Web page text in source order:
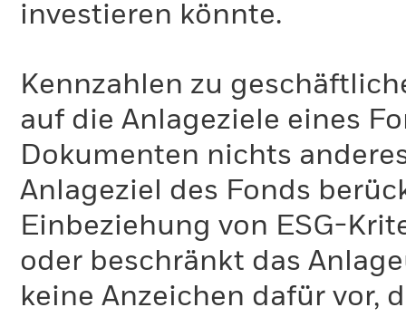
investieren könnte.
Kennzahlen zu
auf die Anlageziele eines
Dokumenten nichts
Anlageziel des Fonds
Einbeziehung von ESG-
oder beschränkt das
keine Anzeichen dafür vor,